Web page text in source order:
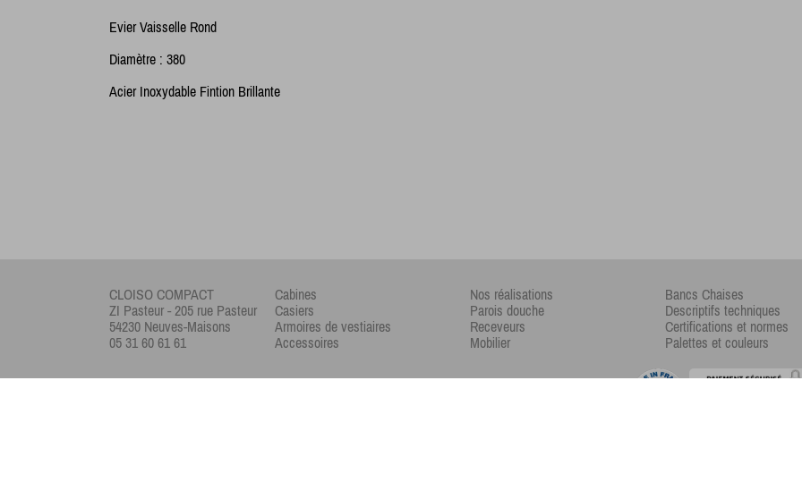
Evier Vaisselle Rond
Diamètre : 380
Acier Inoxydable Fintion Brillante
CLOISO COMPACT
ZI Pasteur - 205 rue Pasteur
54230 Neuves-Maisons
05 31 60 61 61
Cabines
Casiers
Armoires de vestiaires
Accessoires
Nos réalisations
Parois douche
Receveurs
Mobilier
Bancs Chaises
Descriptifs techniques
Certifications et normes
Palettes et couleurs